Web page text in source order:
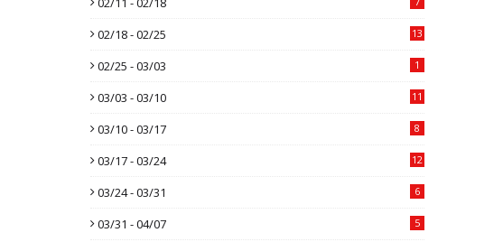
02/18 - 02/25 13
02/25 - 03/03 1
03/03 - 03/10 11
03/10 - 03/17 8
03/17 - 03/24 12
03/24 - 03/31 6
03/31 - 04/07 5